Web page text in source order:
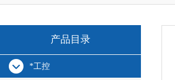
产品目录
*工控